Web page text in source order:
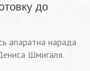
до
апаратна нарада
Шмигаля.